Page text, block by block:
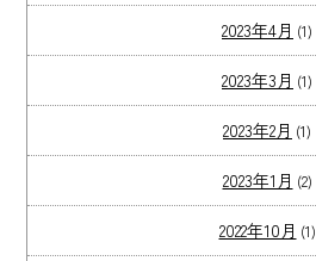
2023年4月 (1)
2023年3月 (1)
2023年2月 (1)
2023年1月 (2)
2022年10月 (1)